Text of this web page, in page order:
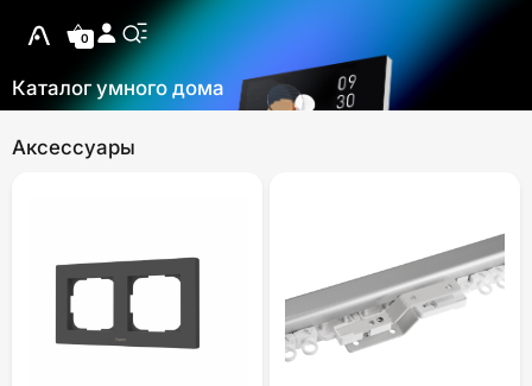
0
Каталог умного дома
Аксессуары